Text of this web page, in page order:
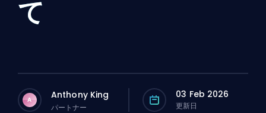
て
A Anthony King
パートナー
03 Feb 2026
更新日